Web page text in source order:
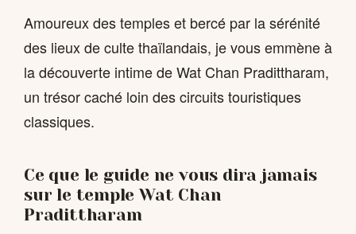
Amoureux des temples et bercé par la sérénité
des lieux de culte thaïlandais, je vous emmène à
la découverte intime de Wat Chan Pradittharam,
un trésor caché loin des circuits touristiques
classiques.
Ce que le guide ne vous dira jamais
sur le temple Wat Chan
Pradittharam